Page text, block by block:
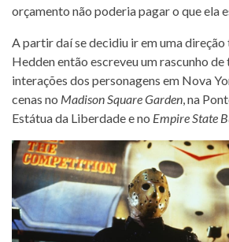
orçamento não poderia pagar o que ela
A partir daí se decidiu ir em uma
Hedden então escreveu um rascunho
interações dos personagens em Nova
cenas no Madison Square Garden, na
Estátua da Liberdade e no Empire State